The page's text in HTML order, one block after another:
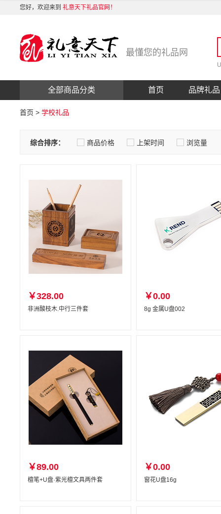
您好，欢迎来到 礼意天下礼品官网！
最懂您的礼品网
全部商品分类 首页 品牌礼品
首页 > 学校礼品
综合排序： 商品价格 上架时间 浏览量
￥328.00
非洲酸枝木.中行三件套
￥0.00
8g 金属U盘002
￥89.00
檀笔+U盘·紫光檀文具两件套
￥0.00
窗花U盘16g